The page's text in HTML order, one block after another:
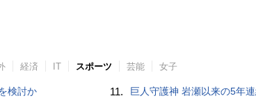
経済 IT スポーツ 芸能 女子
検討か 11. 巨人守護神 岩瀬以来の5年